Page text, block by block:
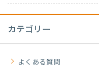
カテゴリー
よくある質問